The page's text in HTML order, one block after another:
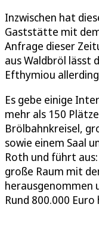
Inzwischen hat
Gaststätte mit
Anfrage dieser
aus Waldbröl lässt
Efthymiou
Es gebe einige
mehr als 150
Brölbahnkreisel,
sowie einem Saal
Roth und führt
große Raum mit
herausgenommen
Rund 800.000